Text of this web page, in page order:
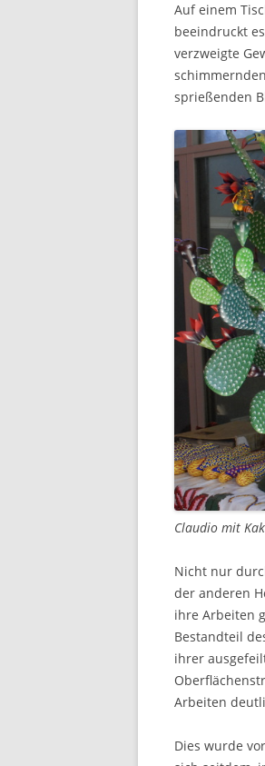
Auf einem
beeindruckt
verzweigte
sprießenden
Claudio mit
Nicht nur
der anderen
ihre Arbeiten
Bestandteil
ihrer
Arbeiten
Dies wurde